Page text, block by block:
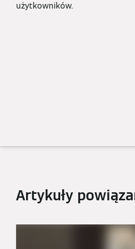
użytkowników.
Artykuły